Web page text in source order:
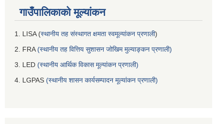
गाउँपालिकाको मूल्यांकन
1. LISA (स्थानीय तह संस्थागत क्षमता स्वमूल्यांकन प्रणाली)
2. FRA(स्थानीय तह वित्तिय सुशासन जोखिम मुल्याङ्कन प्रणाली)
3. LED (स्थानीय आर्थिक विकास मूल्यांकन प्रणाली)
4. LGPAS (स्थानीय शासन कार्यसम्पादन मूल्यांकन प्रणाली)